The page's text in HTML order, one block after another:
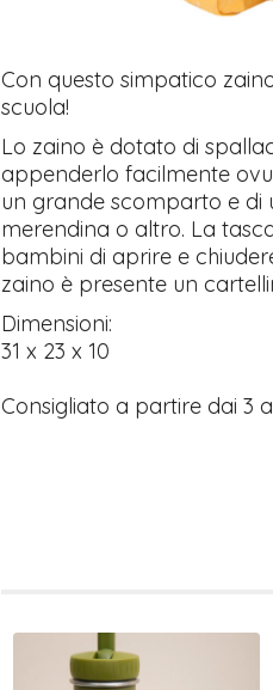
Con questo simpatico
scuola!
Lo zaino è dotato di
appenderlo facilmente
un grande scomparto e di
merendina o altro. La
bambini di aprire e
zaino è presente un
Dimensioni:
31 x 23 x 10
Consigliato a partire dai 3